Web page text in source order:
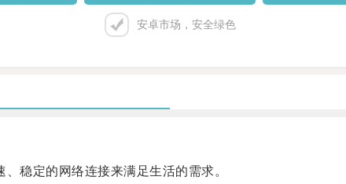
安卓市场，安全绿色
稳定的网络连接来满足生活的需求。